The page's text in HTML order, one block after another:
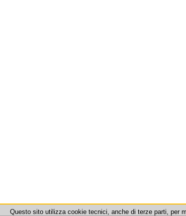
Questo sito utilizza cookie tecnici, anche di terze parti, per